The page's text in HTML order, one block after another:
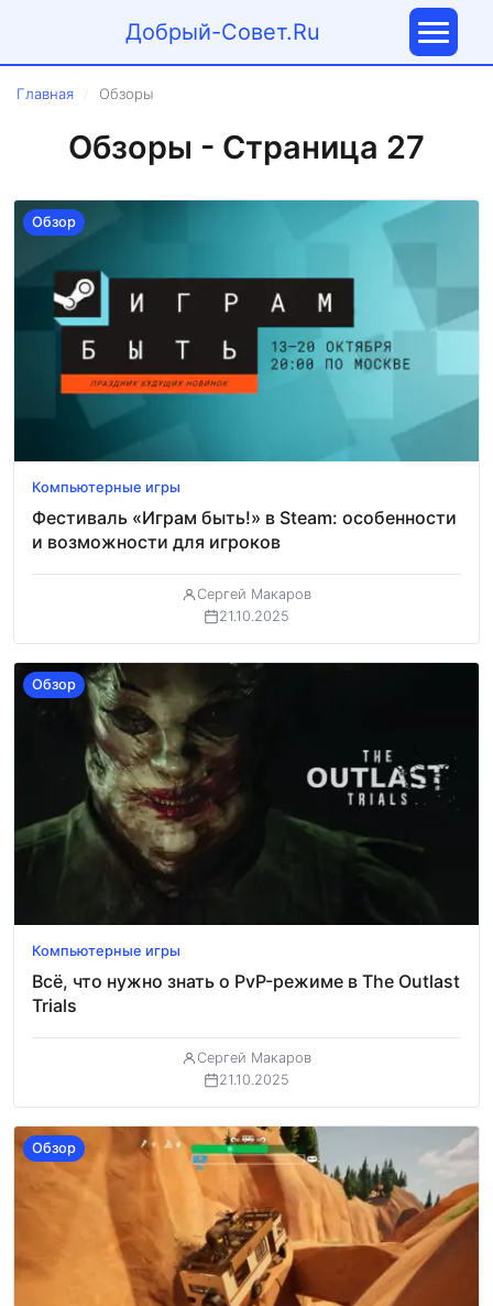
Добрый-Совет.Ru
Главная Обзоры
Обзоры - Страница 27
Обзор
Компьютерные игры
Фестиваль «Играм быть!» в Steam: особенности
и возможности для игроков
Сергей Макаров
21.10.2025
Обзор
Компьютерные игры
Всё, что нужно знать о PvP-режиме в The Outlast
Trials
Сергей Макаров
21.10.2025
Обзор